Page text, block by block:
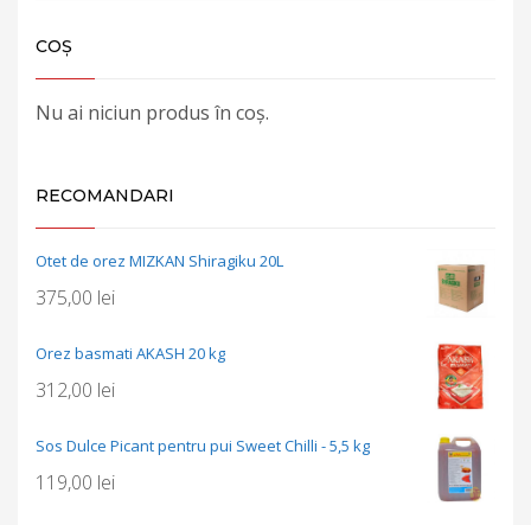
COȘ
Nu ai niciun produs în coș.
RECOMANDARI
Otet de orez MIZKAN Shiragiku 20L
375,00 lei
Orez basmati AKASH 20 kg
312,00 lei
Sos Dulce Picant pentru pui Sweet Chilli - 5,5 kg
119,00 lei